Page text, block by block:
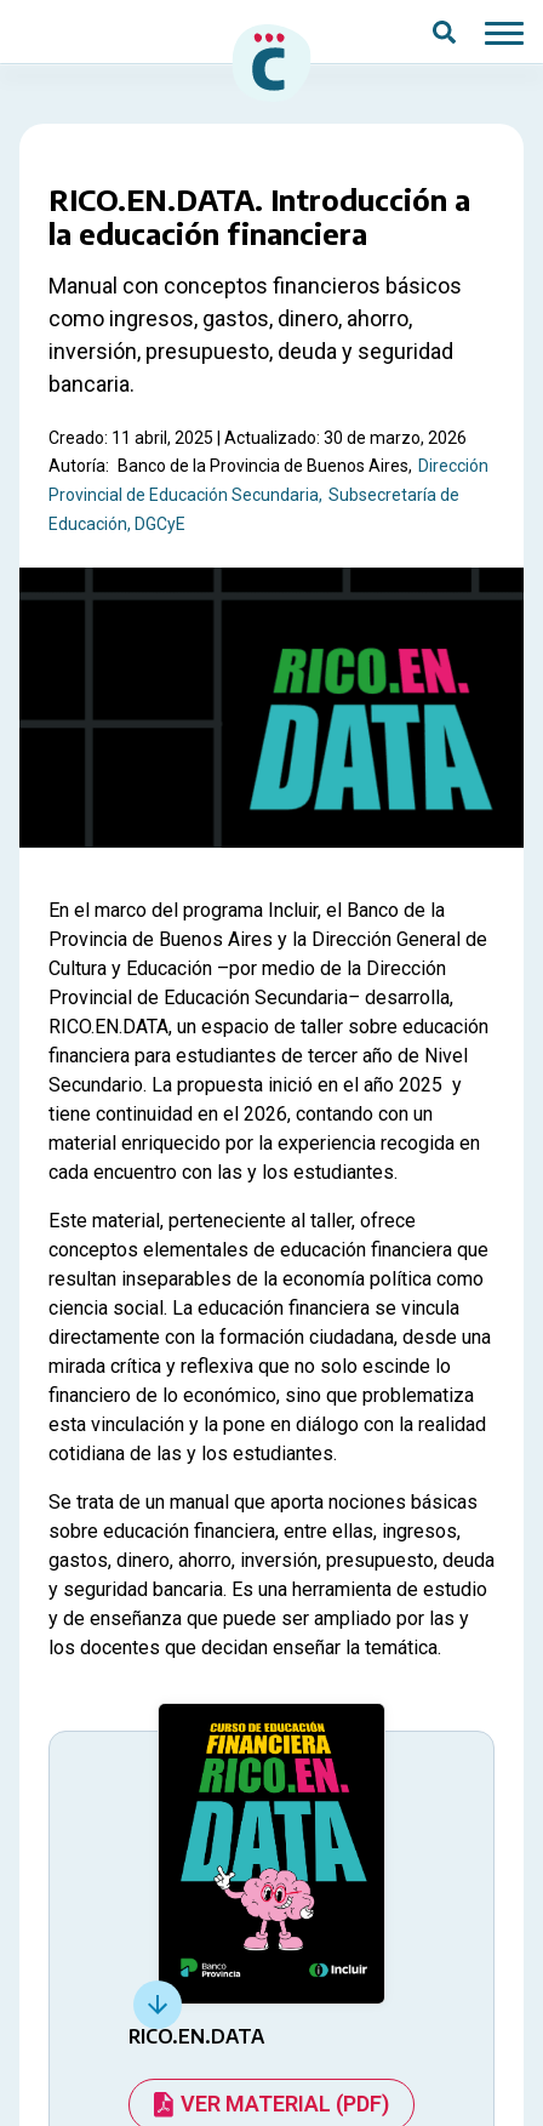
RICO.EN.DATA. Introducción a
la educación financiera
Manual con conceptos financieros básicos
como ingresos, gastos, dinero, ahorro,
inversión, presupuesto, deuda y seguridad
bancaria.
Creado: 11 abril, 2025 | Actualizado: 30 de marzo, 2026
Autoría:
Banco de la Provincia de Buenos Aires
Dirección
Provincial de Educación Secundaria Subsecretaría de
Educación, DGCyE
En el marco del programa Incluir, el Banco de la
Provincia de Buenos Aires y la Dirección General de
Cultura y Educación –por medio de la Dirección
Provincial de Educación Secundaria– desarrolla,
RICO.EN.DATA, un espacio de taller sobre educación
financiera para estudiantes de tercer año de Nivel
Secundario. La propuesta inició en el año 2025 y
tiene continuidad en el 2026, contando con un
material enriquecido por la experiencia recogida en
cada encuentro con las y los estudiantes.
Este material, perteneciente al taller, ofrece
conceptos elementales de educación financiera que
resultan inseparables de la economía política como
ciencia social. La educación financiera se vincula
directamente con la formación ciudadana, desde una
mirada crítica y reflexiva que no solo escinde lo
financiero de lo económico, sino que problematiza
esta vinculación y la pone en diálogo con la realidad
cotidiana de las y los estudiantes.
Se trata de un manual que aporta nociones básicas
sobre educación financiera, entre ellas, ingresos,
gastos, dinero, ahorro, inversión, presupuesto, deuda
y seguridad bancaria. Es una herramienta de estudio
y de enseñanza que puede ser ampliado por las y
los docentes que decidan enseñar la temática.
RICO.EN.DATA
VER MATERIAL (PDF)